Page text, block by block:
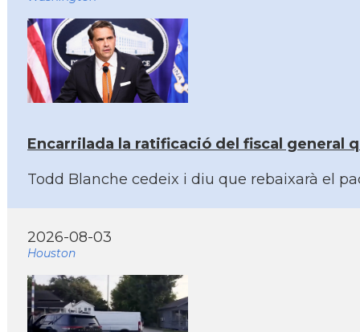
Encarrilada la ratificació del fiscal general
Todd Blanche cedeix i diu que rebaixarà el
2026-08-03
Houston